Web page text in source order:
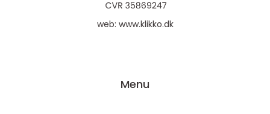
web: www.klikko.dk
Menu